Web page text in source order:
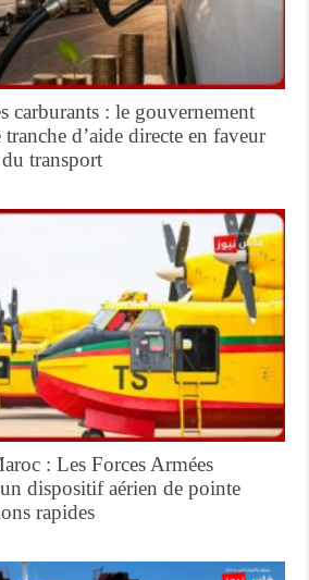
carburants : le gouvernement
d’aide directe en faveur
transport
: Les Forces Armées
dispositif aérien de pointe
rapides